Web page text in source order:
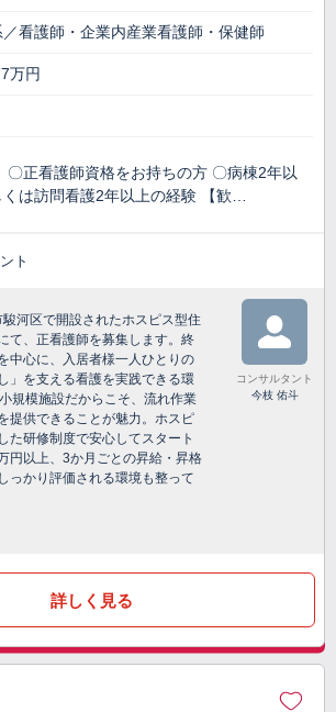
看護師・企業内産業看護師・保健師
万円
〇正看護師資格をお持ちの方 〇病棟2年以
は訪問看護2年以上の経験 【歓…
ト
河区で開設されたホスピス型住
て、正看護師を募集します。終
中心に、入居者様一人ひとりの
」を支える看護を実践できる環
規模施設だからこそ、流れ作業
提供できることが魅力。ホスピ
た研修制度で安心してスタート
円以上、3か月ごとの昇給・昇格
っかり評価される環境も整って
コンサルタント
今枝 佑斗
詳しく見る